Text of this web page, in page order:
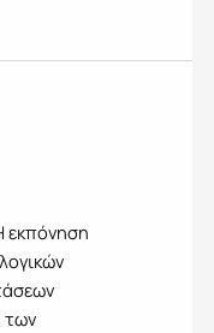
εκπόνηση
των